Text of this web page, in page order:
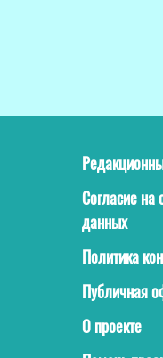
Согласие на
данных
Политика
Публичная
О проекте